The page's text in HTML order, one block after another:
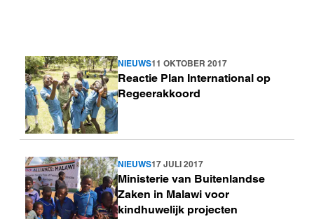
NIEUWS11 OKTOBER 2017
Reactie Plan International op
Regeerakkoord
Lees
meer
NIEUWS17 JULI 2017
Ministerie van Buitenlandse
Zaken in Malawi voor
kindhuwelijk projecten
Lees
meer